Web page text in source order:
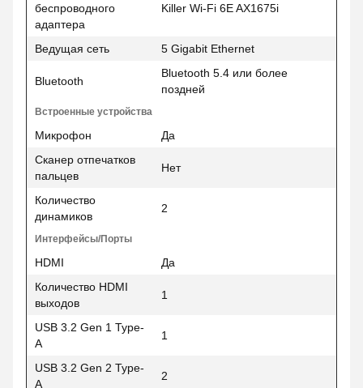
беспроводного
адаптера
Killer Wi-Fi 6E AX1675i
Ведущая сеть 5 Gigabit Ethernet
Bluetooth
Bluetooth 5.4 или более
поздней
Встроенные устройства
Микрофон
Да
Сканер отпечатков
пальцев
Нет
Количество
динамиков
2
Интерфейсы/Порты
HDMI
Да
Количество HDMI
выходов
1
USB 3.2 Gen 1 Type-
A
1
USB 3.2 Gen 2 Type-
A
2